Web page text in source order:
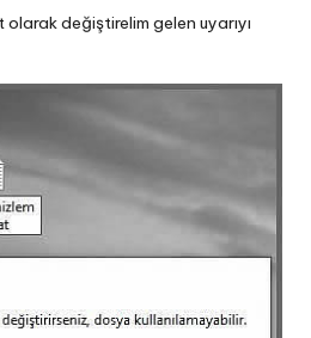
olarak değiştirelim gelen uyarıyı